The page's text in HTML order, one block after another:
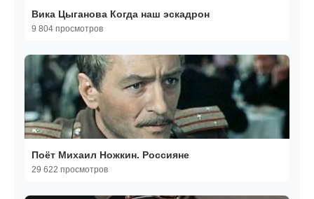
Вика Цыганова Когда наш эскадрон
9 804 просмотров
Поёт Михаил Ножкин. Россияне
29 622 просмотров